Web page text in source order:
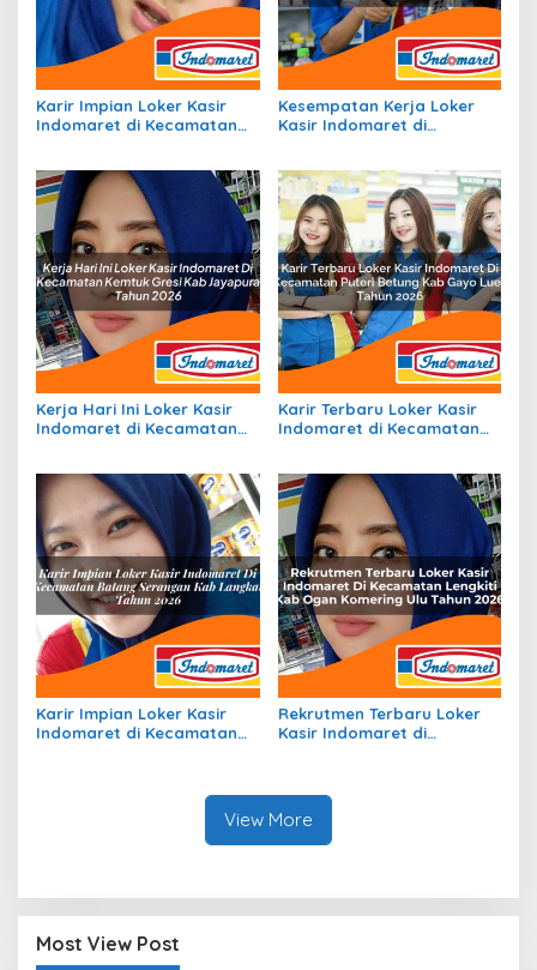
Karir Impian Loker Kasir
Indomaret di Kecamatan
Kesempatan Kerja Loker
Kasir Indomaret di
Kerja Hari Ini Loker Kasir
Indomaret di Kecamatan
Karir Terbaru Loker Kasir
Indomaret di Kecamatan
Karir Impian Loker Kasir
Indomaret di Kecamatan
Rekrutmen Terbaru Loker
Kasir Indomaret di
View More
Most View Post